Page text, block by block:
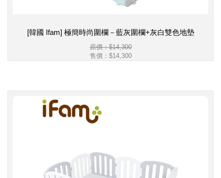
[韓國 Ifam] 極簡時尚圍欄－藍灰圍欄+灰白雙色地墊
原價：$14,300
售價： $14,300